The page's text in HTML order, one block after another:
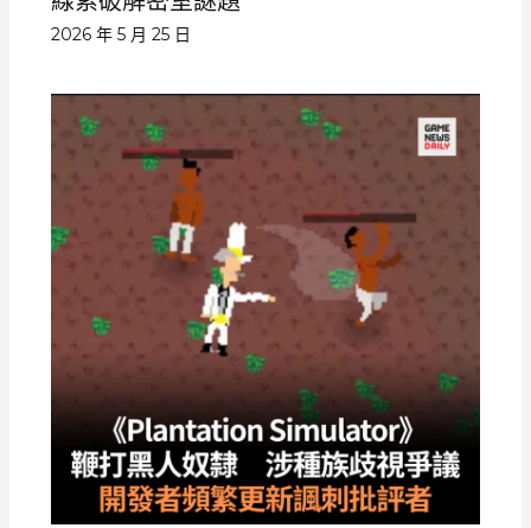
2026 年 5 月 25 日